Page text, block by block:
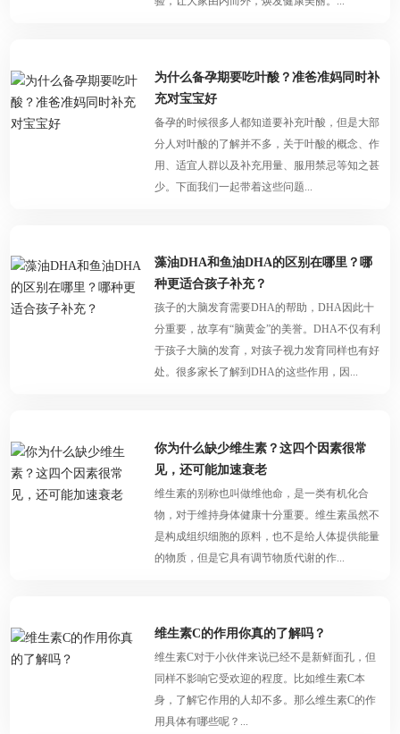
为什么备孕期要吃叶酸？准爸准妈同时补
充对宝宝好
备孕的时候很多人都知道要补充叶酸，但是大部
分人对叶酸的了解并不多，关于叶酸的概念、作
用、适宜人群以及补充用量、服用禁忌等知之甚
少。下面我们一起带着这些问题...
藻油DHA和鱼油DHA的区别在哪里？哪
种更适合孩子补充？
孩子的大脑发育需要DHA的帮助，DHA因此十
分重要，故享有“脑黄金”的美誉。DHA不仅有利
于孩子大脑的发育，对孩子视力发育同样也有好
处。很多家长了解到DHA的这些作用，因...
你为什么缺少维生素？这四个因素很常
见，还可能加速衰老
维生素的别称也叫做维他命，是一类有机化合
物，对于维持身体健康十分重要。维生素虽然不
是构成组织细胞的原料，也不是给人体提供能量
的物质，但是它具有调节物质代谢的作...
维生素C的作用你真的了解吗？
维生素C对于小伙伴来说已经不是新鲜面孔，但
同样不影响它受欢迎的程度。比如维生素C本
身，了解它作用的人却不多。那么维生素C的作
用具体有哪些呢？...